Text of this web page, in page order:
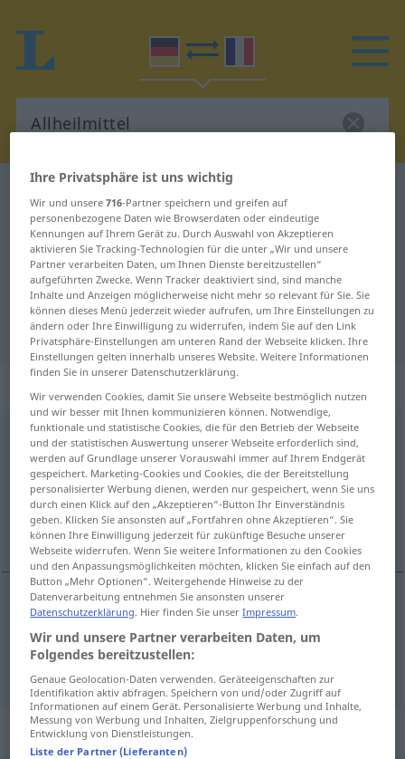
Deutsch-Französisch Übersetzung
für "Allheilmittel"
"Allheilmittel" Französisch
Übersetzung
: Neutrum
Allheilmitteln
Übersicht aller Übersetzungen
(Für mehr Details die Übersetzung anklicken/antippen)
remède universel, panacée
remèdeuniversel a.
panacéef Allheilmittel
Synonyme für "Allheilmittel"
Ihre Privatsphäre ist uns wichtig
Wir und unsere716-Partner speichern und greifen auf
personenbezogene Daten wie Browserdaten oder eindeutige
Kennungen auf Ihrem Gerät zu. Durch Auswahl von Akzeptieren
aktivieren Sie Tracking-Technologien für die unter „Wir und unsere
Partner verarbeiten Daten, um Ihnen Dienste bereitzustellen“
aufgeführten Zwecke. Wenn Tracker deaktiviert sind, sind manche
Inhalte und Anzeigen möglicherweise nicht mehr so relevant für Sie. Sie
können dieses Menü jederzeit wieder aufrufen, um Ihre Einstellungen zu
ändern oder Ihre Einwilligung zu widerrufen, indem Sie auf den Link
Privatsphäre-Einstellungen am unteren Rand der Webseite klicken. Ihre
Einstellungen gelten innerhalb unseres Website. Weitere Informationen
finden Sie in unserer Datenschutzerklärung.
Wir verwenden Cookies, damit Sie unsere Webseite bestmöglich nutzen
und wir besser mit Ihnen kommunizieren können. Notwendige,
funktionale und statistische Cookies, die für den Betrieb der Webseite
und der statistischen Auswertung unserer Webseite erforderlich sind,
werden auf Grundlage unserer Vorauswahl immer auf Ihrem Endgerät
gespeichert. Marketing-Cookies und Cookies, die der Bereitstellung
personalisierter Werbung dienen, werden nur gespeichert, wenn Sie uns
durch einen Klick auf den „Akzeptieren“-Button Ihr Einverständnis
geben. Klicken Sie ansonsten auf „Fortfahren ohne Akzeptieren“. Sie
können Ihre Einwilligung jederzeit für zukünftige Besuche unserer
Webseite widerrufen. Wenn Sie weitere Informationen zu den Cookies
und den Anpassungsmöglichkeiten möchten, klicken Sie einfach auf den
Button „Mehr Optionen“. Weitergehende Hinweise zu der
Datenverarbeitung entnehmen Sie ansonsten unserer
Datenschutzerklärung. Hier finden Sie unserImpressum.
Wir und unsere Partner verarbeiten Daten, um
Folgendes bereitzustellen:
Genaue Geolocation-Daten verwenden. Geräteeigenschaften zur
Identifikation aktiv abfragen. Speichern von und/oder Zugriff auf
Informationen auf einem Gerät. Personalisierte Werbung und Inhalte,
Messung von Werbung und Inhalten, Zielgruppenforschung und
Entwicklung von Dienstleistungen.
Liste der Partner (Lieferanten)